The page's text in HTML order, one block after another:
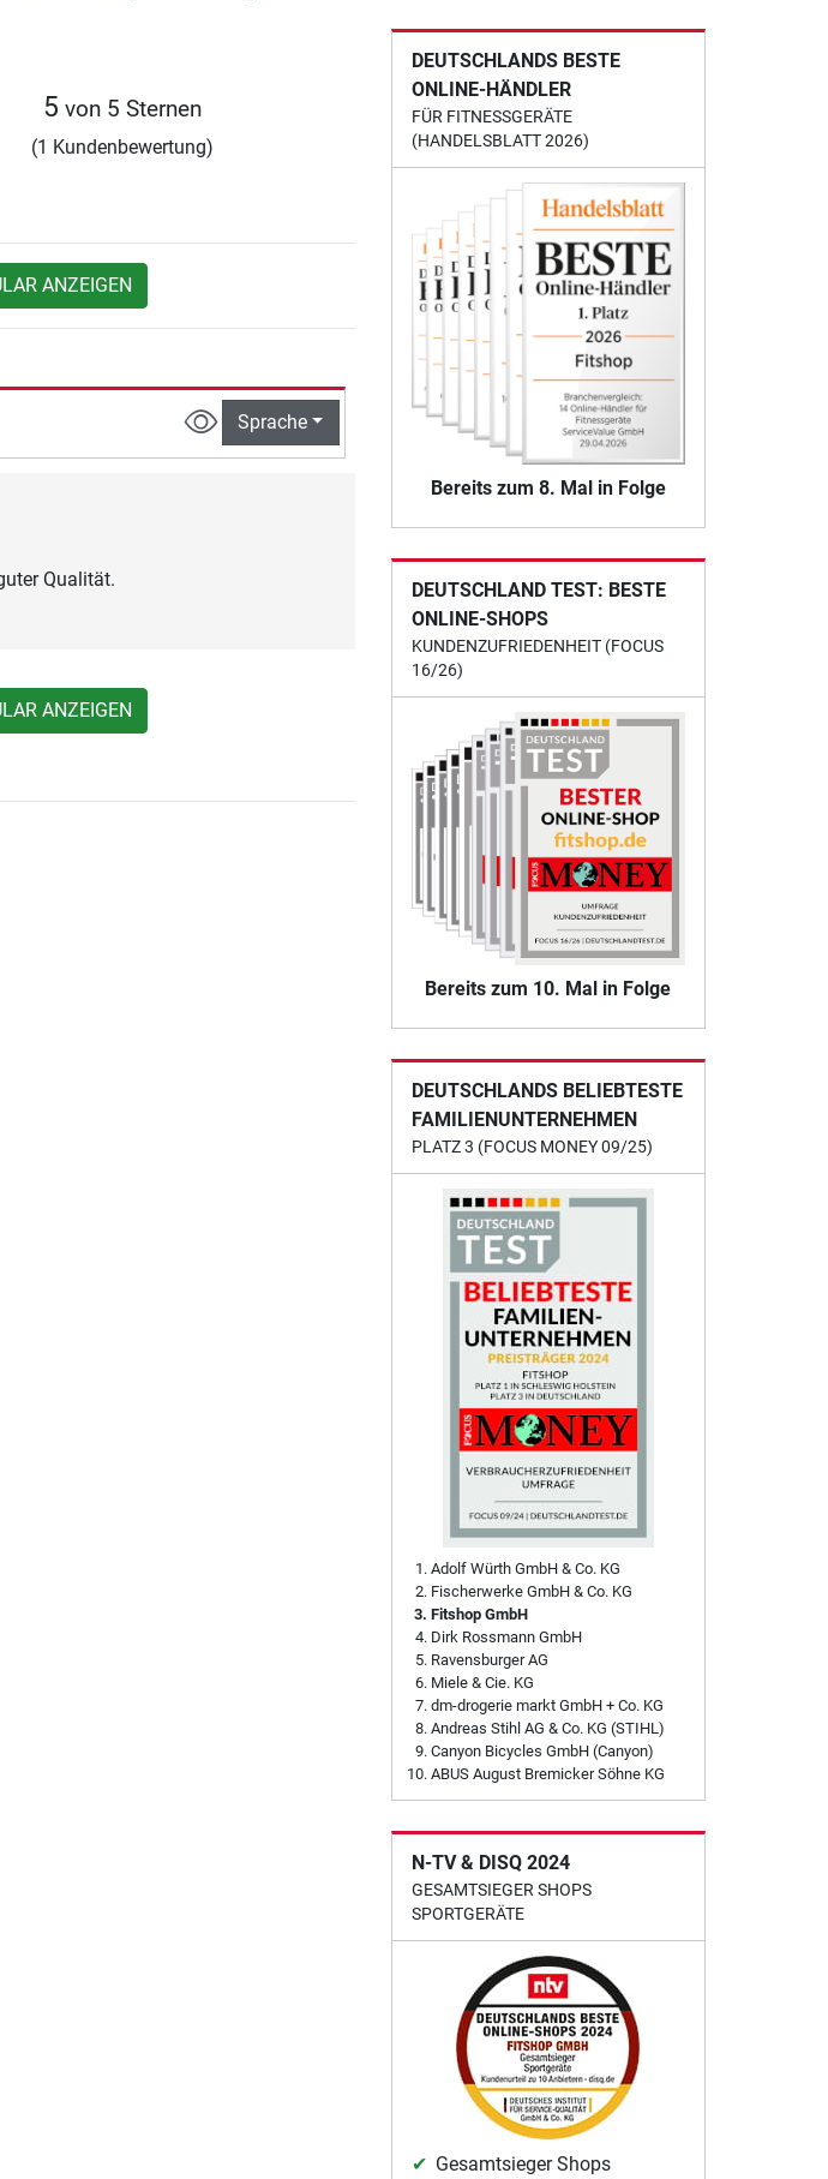
5 von 5 Sternen
(1 Kundenbewertung)
ANZEIGEN
Sprache
Qualität.
ANZEIGEN
DEUTSCHLANDS BESTE
ONLINE-HÄNDLER
FÜR FITNESSGERÄTE
(HANDELSBLATT 2026)
Bereits zum 8. Mal in Folge
DEUTSCHLAND TEST: BESTE
ONLINE-SHOPS
KUNDENZUFRIEDENHEIT (FOCUS
16/26)
Bereits zum 10. Mal in Folge
DEUTSCHLANDS BELIEBTESTE
FAMILIENUNTERNEHMEN
PLATZ 3 (FOCUS MONEY 09/25)
Adolf Würth GmbH & Co. KG
Fischerwerke GmbH & Co. KG
Fitshop GmbH
Dirk Rossmann GmbH
Ravensburger AG
Miele & Cie. KG
dm-drogerie markt GmbH + Co. KG
Andreas Stihl AG & Co. KG (STIHL)
Canyon Bicycles GmbH (Canyon)
ABUS August Bremicker Söhne KG
N-TV & DISQ 2024
GESAMTSIEGER SHOPS
SPORTGERÄTE
Gesamtsieger Shops